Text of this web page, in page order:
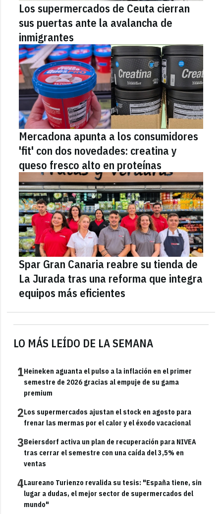
LO MÁS LEÍDO DE LA SEMANA
1Heineken aguanta el pulso a la inflación en el primer
semestre de 2026 gracias al empuje de su gama
premium
2Los supermercados ajustan el stock en agosto para
frenar las mermas por el calor y el éxodo vacacional
3Beiersdorf activa un plan de recuperación para NIVEA
tras cerrar el semestre con una caída del 3,5% en
ventas
4Laureano Turienzo revalida su tesis: "España tiene, sin
lugar a dudas, el mejor sector de supermercados del
mundo"
Los supermercados de Ceuta cierran
sus puertas ante la avalancha de
inmigrantes
Mercadona apunta a los consumidores
'fit' con dos novedades: creatina y
queso fresco alto en proteínas
Spar Gran Canaria reabre su tienda de
La Jurada tras una reforma que integra
equipos más eficientes